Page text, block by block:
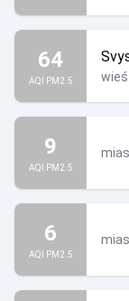
64
AQI PM2.5 wieś
9
AQI PM2.5
6
AQI PM2.5